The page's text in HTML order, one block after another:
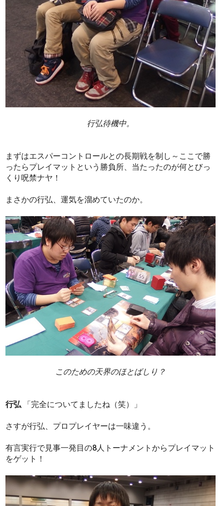
行弘待機中。
まずはエスパーコントロールとの長期戦を制し～ここで勝
ったらプレイマットという勝負所、当たったのが何とびっ
くり呪禁ナヤ！
まさかの行弘、運気を溜めていたのか。
このための天界のほとばしり？
行弘 「完全についてましたね（笑）」
さすが行弘、プロプレイヤーは一味違う。
有言実行で見事一発目の8人トーナメントからプレイマット
をゲット！